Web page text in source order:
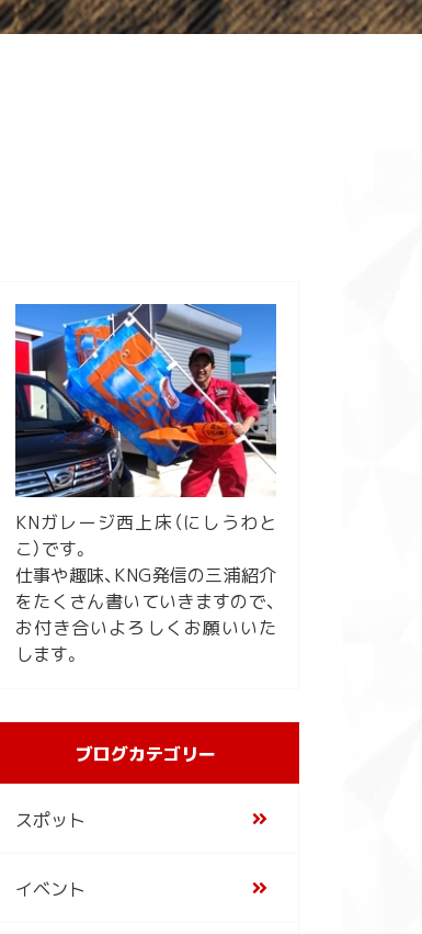
KNガレージ西上床（にしうわと
こ）です。
仕事や趣味、KNG発信の三浦紹介
をたくさん書いていきますので、
お付き合いよろしくお願いいた
します。
ブログカテゴリー
スポット
イベント